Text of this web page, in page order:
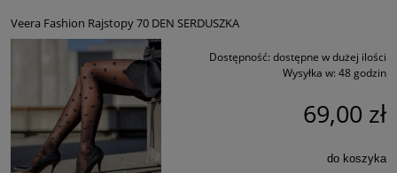
Veera Fashion Rajstopy 70 DEN SERDUSZKA
Dostępność: dostępne w dużej ilości
Wysyłka w: 48 godzin
69,00 zł
do koszyka